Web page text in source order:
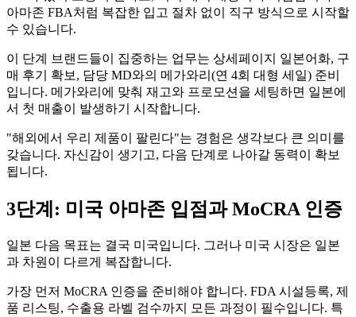
아마존 FBA처럼 복잡한 입고 절차 없이 직구 방식으로 시작할
수 있습니다.
이 단계 브랜드들이 집중하는 업무는 상세페이지 일본어화, 구
매 후기 확보, 담당 MD와의 메가와리(연 4회 대형 세일) 준비
입니다. 메가와리에 맞춰 재고와 프로모션을 세팅하면 일본에
서 첫 매출이 발생하기 시작합니다.
"해외에서 우리 제품이 팔린다"는 경험은 생각보다 큰 의미를
갖습니다. 자신감이 생기고, 다음 단계로 나아갈 동력이 확보
됩니다.
3단계: 미국 아마존 입점과 MoCRA 인증
일본 다음 목표는 결국 미국입니다. 그러나 미국 시장은 일본
과 차원이 다르게 복잡합니다.
가장 먼저 MoCRA 인증을 준비해야 합니다. FDA 시설등록, 제
품 리스팅, 수출용 라벨 검수까지 모든 과정이 필수입니다. 특